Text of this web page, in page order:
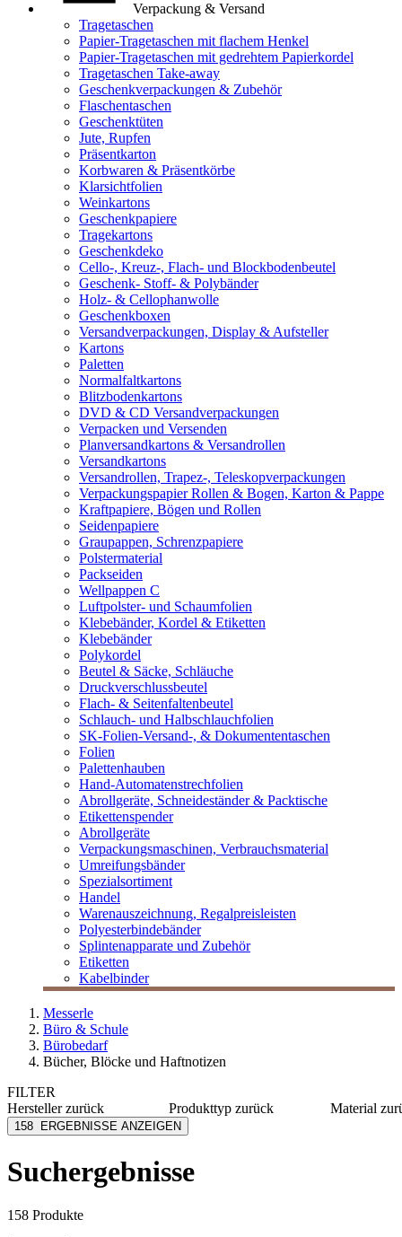
Verpackung & Versand
Tragetaschen
Papier-Tragetaschen mit flachem Henkel
Papier-Tragetaschen mit gedrehtem Papierkordel
Tragetaschen Take-away
Geschenkverpackungen & Zubehör
Flaschentaschen
Geschenktüten
Jute, Rupfen
Präsentkarton
Korbwaren & Präsentkörbe
Klarsichtfolien
Weinkartons
Geschenkpapiere
Tragekartons
Geschenkdeko
Cello-, Kreuz-, Flach- und Blockbodenbeutel
Geschenk- Stoff- & Polybänder
Holz- & Cellophanwolle
Geschenkboxen
Versandverpackungen, Display & Aufsteller
Kartons
Paletten
Normalfaltkartons
Blitzbodenkartons
DVD & CD Versandverpackungen
Verpacken und Versenden
Planversandkartons & Versandrollen
Versandkartons
Versandrollen, Trapez-, Teleskopverpackungen
Verpackungspapier Rollen & Bogen, Karton & Pappe
Kraftpapiere, Bögen und Rollen
Seidenpapiere
Graupappen, Schrenzpapiere
Polstermaterial
Packseiden
Wellpappen C
Luftpolster- und Schaumfolien
Klebebänder, Kordel & Etiketten
Klebebänder
Polykordel
Beutel & Säcke, Schläuche
Druckverschlussbeutel
Flach- & Seitenfaltenbeutel
Schlauch- und Halbschlauchfolien
SK-Folien-Versand-, & Dokumententaschen
Folien
Palettenhauben
Hand-Automatenstrechfolien
Abrollgeräte, Schneideständer & Packtische
Etikettenspender
Abrollgeräte
Verpackungsmaschinen, Verbrauchsmaterial
Umreifungsbänder
Spezialsortiment
Handel
Warenauszeichnung, Regalpreisleisten
Polyesterbindebänder
Splintenapparate und Zubehör
Etiketten
Kabelbinder
Messerle
Büro & Schule
Bürobedarf
Bücher, Blöcke und Haftnotizen
FILTER
Herstellerzurück
[I`KU]
Alpina Leykam
Arlac
mehr anzeigen
Produkttyp zurück
Material
158 ERGEBNISSE ANZEIGEN
Suchergebnisse
158 Produkte